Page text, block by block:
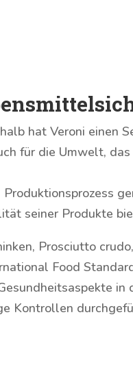
hat Veroni einen
für die Umwelt,
seiner Produkte
Prosciutto
Food
Kontrollen